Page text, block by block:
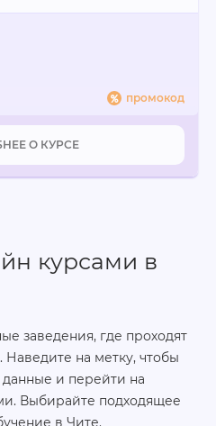
промокод
О КУРСЕ
курсами в
заведения, где проходят
на метку, чтобы
данные и перейти на
Выбирайте подходящее
в Чите.